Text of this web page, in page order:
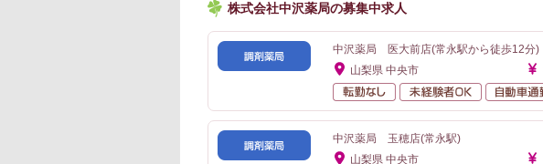
株式会社中沢薬局の募集中求人
中沢薬局 医大前店(常永駅から徒歩12分)
山梨県 中央市
転勤なし
未経験者OK
中沢薬局 玉穂店(常永駅)
山梨県 中央市